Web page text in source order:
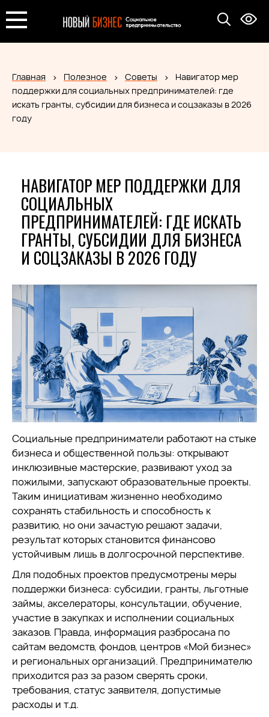
Главная Полезное Советы
Навигатор мер
поддержки для социальных предпринимателей: где
искать гранты, субсидии для бизнеса и соцзаказы в 2026
году
НАВИГАТОР МЕР ПОДДЕРЖКИ ДЛЯ
СОЦИАЛЬНЫХ
ПРЕДПРИНИМАТЕЛЕЙ: ГДЕ ИСКАТЬ
ГРАНТЫ, СУБСИДИИ ДЛЯ БИЗНЕСА
И СОЦЗАКАЗЫ В 2026 ГОДУ
Социальные предприниматели работают на стыке
бизнеса и общественной пользы: открывают
инклюзивные мастерские, развивают уход за
пожилыми, запускают образовательные проекты.
Таким инициативам жизненно необходимо
сохранять стабильность и способность к
развитию, но они зачастую решают задачи,
результат которых становится финансово
устойчивым лишь в долгосрочной перспективе.
Для подобных проектов предусмотрены меры
поддержки бизнеса: субсидии, гранты, льготные
займы, акселераторы, консультации, обучение,
участие в закупках и исполнении социальных
заказов. Правда, информация разбросана по
сайтам ведомств, фондов, центров «Мой бизнес»
и региональных организаций. Предпринимателю
приходится раз за разом сверять сроки,
требования, статус заявителя, допустимые
расходы и т.д.